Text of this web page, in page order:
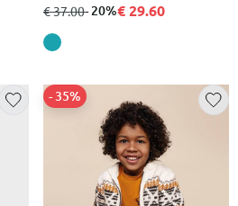
από
€ 37.00σε
- 20%€ 29.60
- 35%